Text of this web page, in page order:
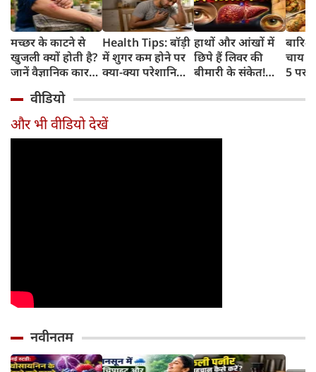
मच्छर के काटने से
खुजली क्यों होती है?
जानें वैज्ञानिक कारण
Health Tips: बॉड़ी
में शुगर कम होने पर
क्या-क्या परेशानियां
बातें
हाथों और आंखों में
छिपे हैं लिवर की
बीमारी के संकेत!
नजरअंदाज
चाय
5
वीडियो
और भी वीडियो देखें
नवीनतम